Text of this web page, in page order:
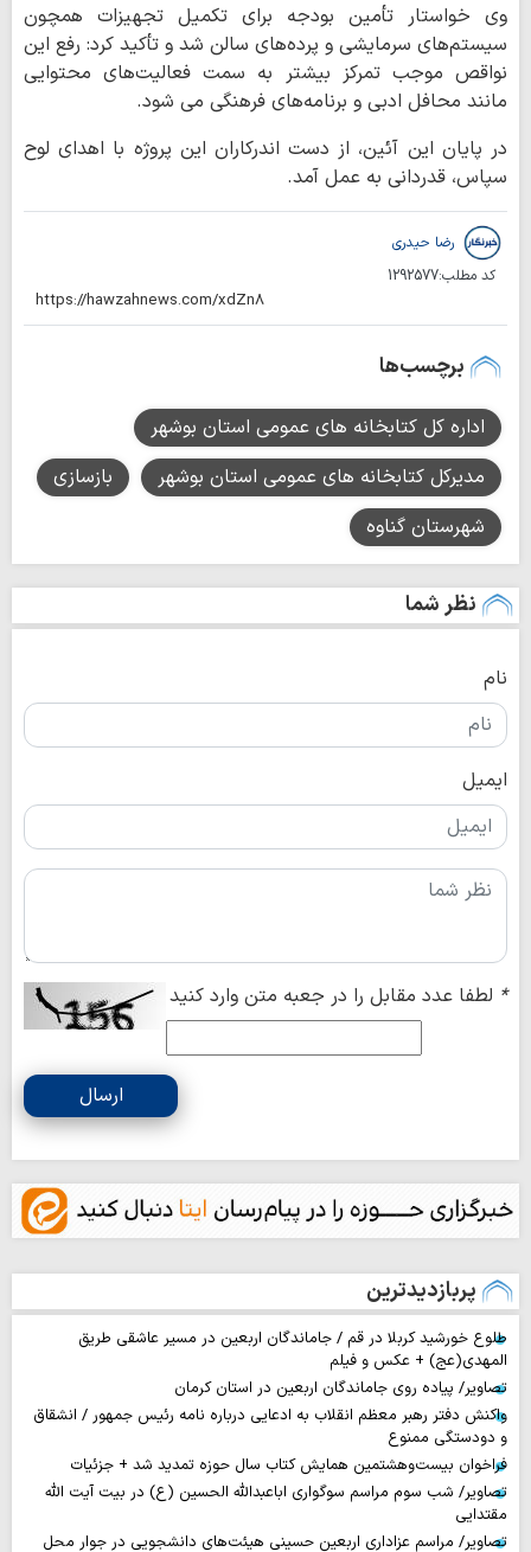
وی خواستار تأمین بودجه برای تکمیل تجهیزات همچون
سیستم‌های سرمایشی و پرده‌های سالن شد و تأکید کرد: رفع این
نواقص موجب تمرکز بیشتر به سمت فعالیت‌های محتوایی
مانند محافل ادبی و برنامه‌های فرهنگی می شود.
در پایان این آئین، از دست اندرکاران این پروژه با اهدای لوح
سپاس، قدردانی به عمل آمد.
رضا حیدری
کد مطلب:1292577
برچسب‌ها
اداره کل کتابخانه های عمومی استان بوشهر
مدیرکل کتابخانه های عمومی استان بوشهر
بازسازی
شهرستان گناوه
نظر شما
نام
ایمیل
* لطفا عدد مقابل را در جعبه متن وارد کنید
ارسال
پربازدیدترین
طلوع خورشید کربلا در قم / جاماندگان اربعین در مسیر عاشقی طریق
المهدی(عج) + عکس و فیلم
تصاویر/ پیاده روی جاماندگان اربعین در استان کرمان
واکنش دفتر رهبر معظم انقلاب به ادعایی درباره نامه رئیس جمهور / انشقاق
و دودستگی ممنوع
فراخوان بیست‌وهشتمین همایش کتاب سال حوزه تمدید شد + جزئیات
تصاویر/ شب سوم مراسم سوگواری اباعبدالله الحسین (ع) در بیت آیت الله
مقتدایی
تصاویر/ مراسم عزاداری اربعین حسینی هیئت‌های دانشجویی در جوار محل